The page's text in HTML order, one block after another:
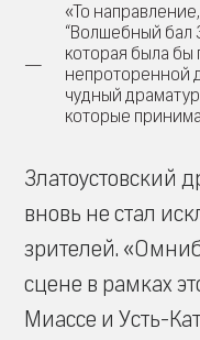
«То
“Волшебный бал
которая была бы
непроторенной
чудный
которые
Златоустовский
вновь не стал
зрителей.
сцене в рамках
Миассе и Усть-